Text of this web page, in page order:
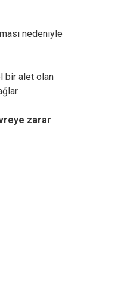
nedeniyle
bir alet olan
zarar